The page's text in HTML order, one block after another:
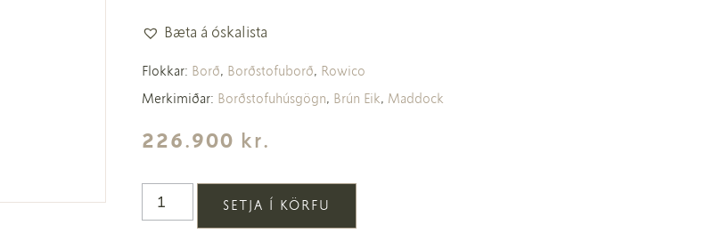
Bæta á óskalista
Flokkar: Borð, Borðstofuborð, Rowico
Merkimiðar: Borðstofuhúsgögn, Brún Eik, Maddock
226.900 kr.
SETJA Í KÖRFU